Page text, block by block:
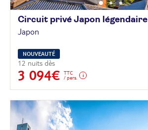
Circuit privé Japon légendaire
Japon
NOUVEAUTÉ
12 nuits dès
3 094€
TTC
/ pers.